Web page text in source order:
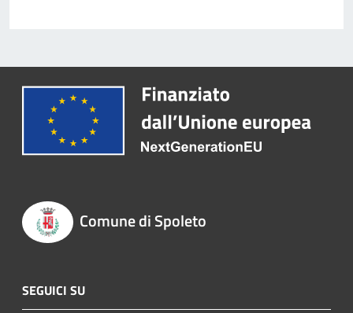
Comune di Spoleto
SEGUICI SU